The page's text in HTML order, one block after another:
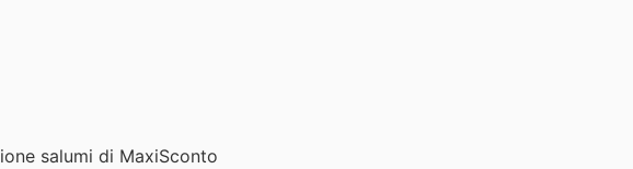
salumi di MaxiSconto